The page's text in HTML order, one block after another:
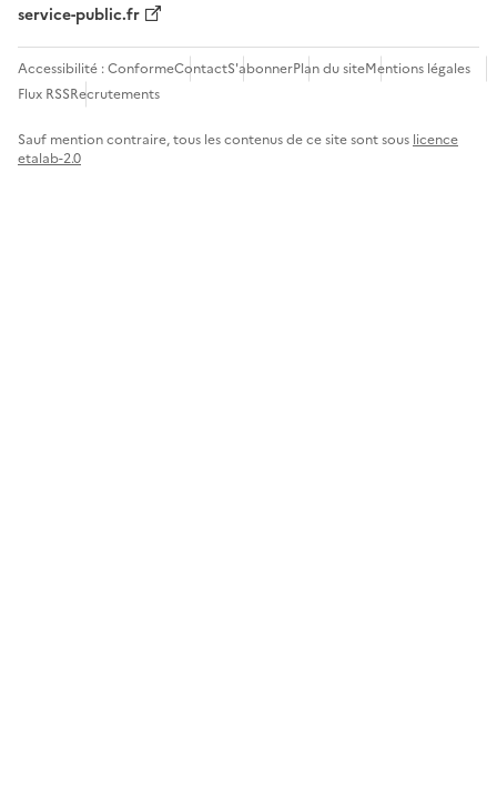
service-public.fr
Accessibilité : ConformeContactS'abonnerPlan du siteMentions légales
Flux RSSRecrutements
Sauf mention contraire, tous les contenus de ce site sont sous licence
etalab-2.0